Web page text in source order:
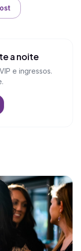
a noite
e ingressos.